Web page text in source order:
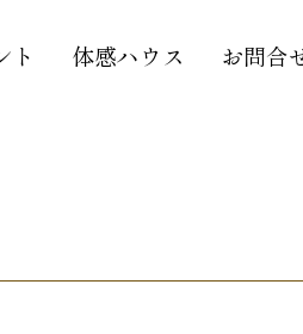
ト 体感ハウス お問合